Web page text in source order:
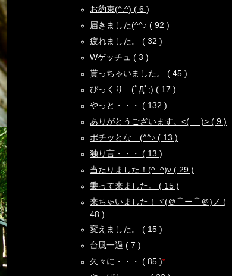
お約束(^.^) ( 6 )
届きました(^^♪ ( 92 )
疲れました。 ( 32 )
Wゲッチュ ( 3 )
貰っちゃいました。 ( 45 )
びっくり (ﾟДﾟ;) ( 17 )
やっと・・・ ( 132 )
ありがとうございます。<(_ _)> ( 9 )
ポチッとな (^^♪ ( 13 )
独り言・・・ ( 13 )
当たりました！(^_^)v ( 29 )
乗って来ました。 ( 15 )
来ちゃいました！ヾ(＠⌒ー⌒＠)ノ (
48 )
変えました。 ( 15 )
台風一過 ( 7 )
久々に・・・ ( 85 )*